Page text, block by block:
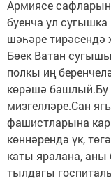
Армиясе
буенча ул
шәһәре тирәсендә
Бөек Ватан
полкы иң
көрәшә
мизгелләре.Сан
фашистларына
көннәрендә үк,
каты яралана, аны
тылдагы